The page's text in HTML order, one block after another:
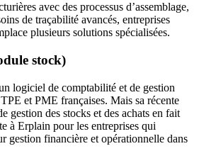
avec des processus d’assemblage,
de traçabilité avancés, entreprises
plusieurs solutions spécialisées.
stock)
logiciel de comptabilité et de gestion
et PME françaises. Mais sa récente
gestion des stocks et des achats en fait
à Erplain pour les entreprises qui
gestion financière et opérationnelle dans